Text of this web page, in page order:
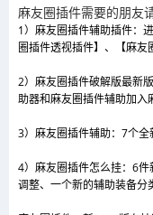
麻友圈插件需要的朋友
1）麻友圈插件辅助插件：
圈插件透视插件】、【麻友
2）麻友圈插件破解版最新
助器和麻友圈插件辅助加入
3）麻友圈插件辅助：7个全
4）麻友圈插件怎么挂：6
调整、一个新的辅助装备分